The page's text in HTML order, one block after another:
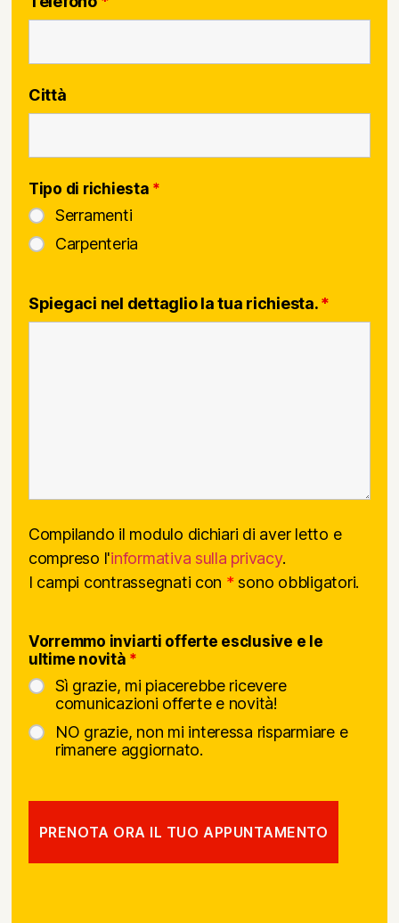
Città
Tipo di richiesta *
Serramenti
Carpenteria
Spiegaci nel dettaglio la tua richiesta.*
Compilando il modulo dichiari di aver letto e
compreso l'informativa sulla privacy.
I campi contrassegnati con *sono obbligatori.
Vorremmo inviarti offerte esclusive e le
ultime novità *
Sì grazie, mi piacerebbe ricevere
comunicazioni offerte e novità!
NO grazie, non mi interessa risparmiare e
rimanere aggiornato.